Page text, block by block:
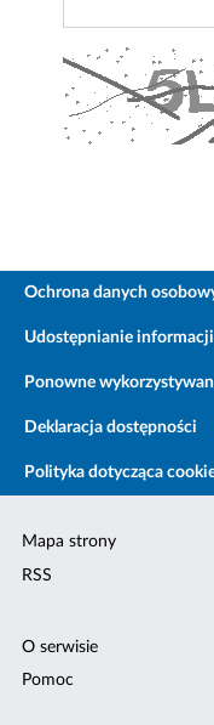
Ochrona danych
Udostępnianie
Ponowne
Deklaracja dostępności
Polityka dotycząca
Mapa strony
RSS
O serwisie
Pomoc